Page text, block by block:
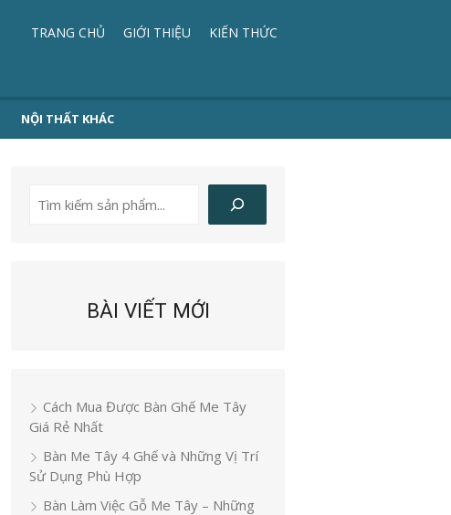
TRANG CHỦ GIỚI THIỆU KIẾN THỨC
NỘI THẤT KHÁC
Tìm
BÀI VIẾT MỚI
Cách Mua Được Bàn Ghế Me Tây
Giá Rẻ Nhất
Bàn Me Tây 4 Ghế và Những Vị Trí
Sử Dụng Phù Hợp
Bàn Làm Việc Gỗ Me Tây – Những